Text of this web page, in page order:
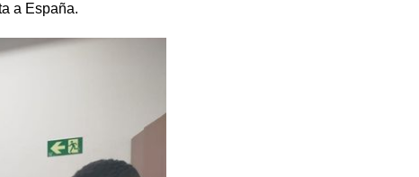
a España.